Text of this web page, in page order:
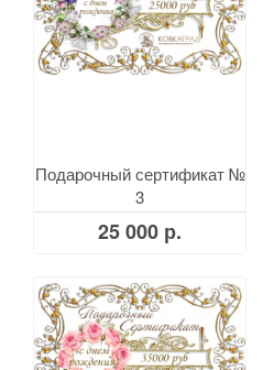
Подарочный сертификат №
3
25 000 р.